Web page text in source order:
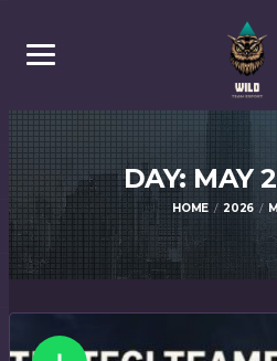
DAY: MAY
HOME 2026